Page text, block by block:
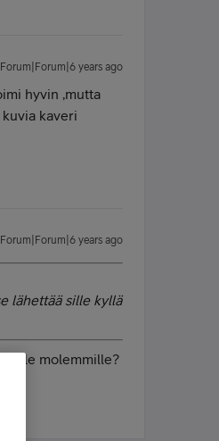
Forum|Forum|6 years ago
hyvin ,mutta
kaveri
Forum|Forum|6 years ago
lähettää sille kyllä
molemmille?